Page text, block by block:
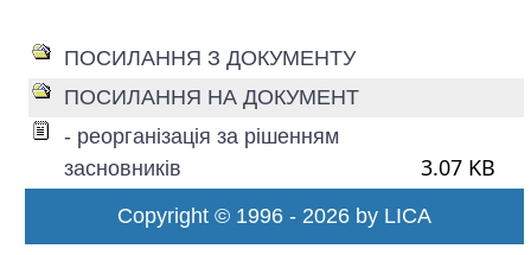
ПОСИЛАННЯ З ДОКУМЕНТУ
ПОСИЛАННЯ НА ДОКУМЕНТ
- реорганізація за рішенням
засновників
3.07 KB
Copyright © 1996 - 2026 by LICA